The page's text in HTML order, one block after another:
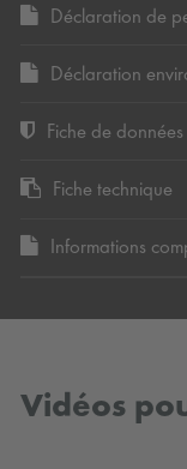
Déclaration de
Déclaration
Fiche de
Fiche technique
Informations
Vidéos